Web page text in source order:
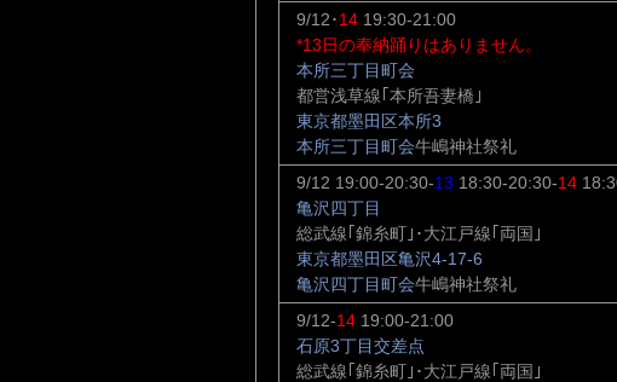
9/12･14 19:30-21:00
*13日の奉納踊りはありません。
本所三丁目町会
都営浅草線｢本所吾妻橋｣
東京都墨田区本所3
本所三丁目町会牛嶋神社祭礼
9/12 19:00-20:30-13 18:30-20:30-14
亀沢四丁目
総武線｢錦糸町｣･大江戸線｢両国｣
東京都墨田区亀沢4-17-6
亀沢四丁目町会牛嶋神社祭礼
9/12-14 19:00-21:00
石原3丁目交差点
総武線｢錦糸町｣･大江戸線｢両国｣